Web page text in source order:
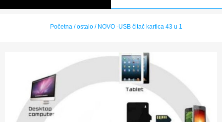
Početna/ostalo/ NOVO -USB čitač kartica 43 u 1